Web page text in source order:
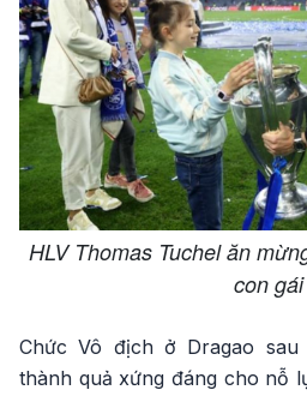
HLV Thomas Tuchel ăn
con gái
Chức Vô địch ở Dragao
thành quả xứng đáng cho nỗ